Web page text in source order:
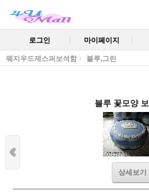
로그인 마이페이지
웨지우드제스퍼보석함 블루,그린
블루 꽃모양
상세보기